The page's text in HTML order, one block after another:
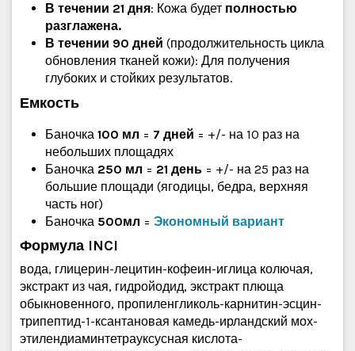
В течении 21 дня: Кожа будет полностью
разглажена.
В течении 90 дней (продолжительность цикла
обновления тканей кожи): Для получения
глубоких и стойких результатов.
Емкость
Баночка 100 мл = 7 дней = +/- на 10 раз на
небольших площадях
Баночка 250 мл = 21 день = +/- на 25 раз на
большие площади (ягодицы, бедра, верхняя
часть ног)
Баночка 500мл = Экономный вариант
Формула INCI
вода, глицерин-лецитин-кофеин-иглица колючая,
экстракт из чая, гидройодид, экстракт плюща
обыкновенного, пропиленгликоль-карнитин-эсцин-
трипептид-1-ксантановая камедь-ирландский мох-
этилендиаминтетрауксусная кислота-